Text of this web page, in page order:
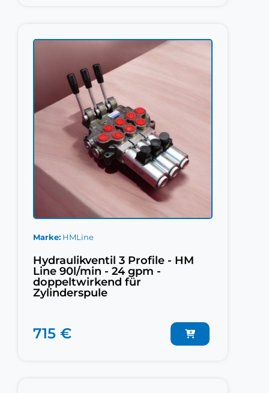
Marke HMLine
Hydraulikventil 3 Profile - HM
Line 90l/min - 24 gpm -
doppeltwirkend für
Zylinderspule
715 €